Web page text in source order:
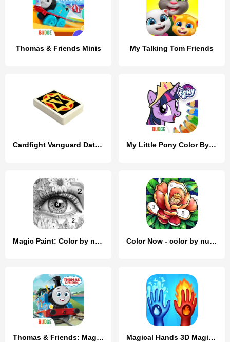
Thomas & Friends Minis My Talking Tom Friends
Cardfight Vanguard Database My Little Pony Color By Magic
Magic Paint: Color by number Color Now - color by number
Thomas & Friends: Magic Tracks Magical Hands 3D Magic Attack